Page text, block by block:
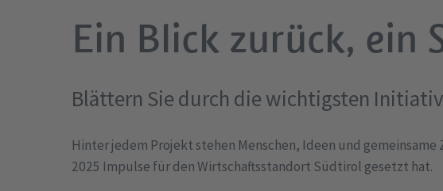
Ein Blick zurück, ein
Blättern Sie durch die wichtigsten
Hinter jedem Projekt stehen Menschen, Ideen und
2025 Impulse für den Wirtschaftsstandort Südtirol gesetzt hat.